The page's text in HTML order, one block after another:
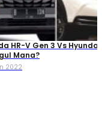
HR-V Gen 3 Vs
Mana?
2022